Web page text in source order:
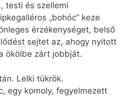
testi és szellemi
„bohóc” keze
érzékenységet, belső
sejtet az, ahogy nyitott
ökölbe zárt jobbját.
Lelki tükrök.
egy komoly, fegyelmezett